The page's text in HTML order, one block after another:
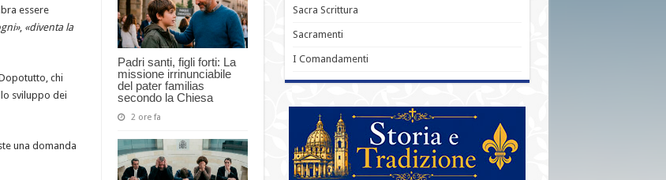
Padri santi, figli forti: La
missione irrinunciabile
del pater familias
secondo la Chiesa
2 ore fa
essere
, «diventa la
chi
sviluppo dei
una domanda
Sacra Scrittura
Sacramenti
I Comandamenti